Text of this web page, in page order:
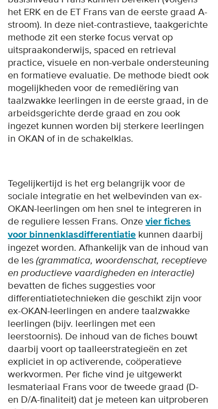
het ERK en de ET Frans van de eerste graad A-
stroom). In deze niet-contrastieve, taakgerichte
methode zit een sterke focus vervat op
uitspraakonderwijs, spaced en retrieval
practice, visuele en non-verbale ondersteuning
en formatieve evaluatie. De methode biedt ook
mogelijkheden voor de remediëring van
taalzwakke leerlingen in de eerste graad, in de
arbeidsgerichte derde graad en zou ook
ingezet kunnen worden bij sterkere leerlingen
in OKAN of in de schakelklas.
Tegelijkertijd is het erg belangrijk voor de
sociale integratie en het welbevinden van ex-
OKAN-leerlingen om hen snel te integreren in
de reguliere lessen Frans. Onze vier fiches
voor binnenklasdifferentiatie kunnen daarbij
ingezet worden. Afhankelijk van de inhoud van
de les (grammatica, woordenschat, receptieve
en productieve vaardigheden en interactie)
bevatten de fiches suggesties voor
differentiatietechnieken die geschikt zijn voor
ex-OKAN-leerlingen en andere taalzwakke
leerlingen (bijv. leerlingen met een
leerstoornis). De inhoud van de fiches bouwt
daarbij voort op taalleerstrategieën en zet
expliciet in op activerende, coöperatieve
werkvormen. Per fiche vind je uitgewerkt
lesmateriaal Frans voor de tweede graad (D-
en D/A-finaliteit) dat je meteen kan uitproberen